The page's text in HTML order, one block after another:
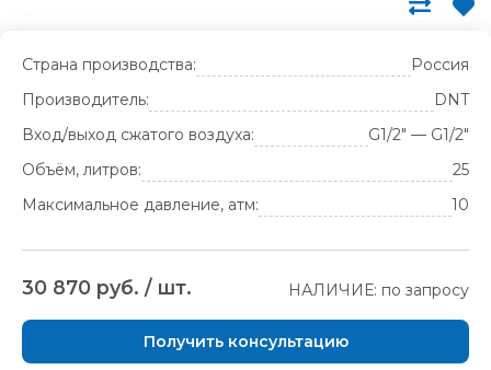
Страна производства:
Россия
Производитель:
DNT
Вход/выход сжатого воздуха:
G1/2" — G1/2"
Объём, литров:
25
Максимальное давление, атм:
10
30 870 руб. / шт. НАЛИЧИЕ: по запросу
Получить консультацию